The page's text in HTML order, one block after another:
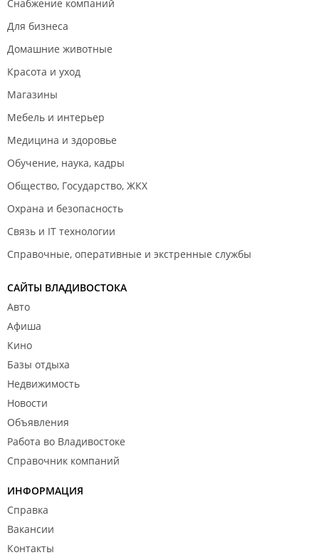
Снабжение компаний
Для бизнеса
Домашние животные
Красота и уход
Магазины
Мебель и интерьер
Медицина и здоровье
Обучение, наука, кадры
Общество, Государство, ЖКХ
Охрана и безопасность
Связь и IT технологии
Справочные, оперативные и экстренные службы
САЙТЫ ВЛАДИВОСТОКА
Авто
Афиша
Кино
Базы отдыха
Недвижимость
Новости
Объявления
Работа во Владивостоке
Справочник компаний
ИНФОРМАЦИЯ
Справка
Вакансии
Контакты